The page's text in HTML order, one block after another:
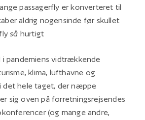
passagerfly er konverteret til
aldrig nogensinde før skullet
så hurtigt
i pandemiens vidtrækkende
klima, lufthavne og
det hele taget, der næppe
sig oven på forretningsrejsendes
(og mange andre,